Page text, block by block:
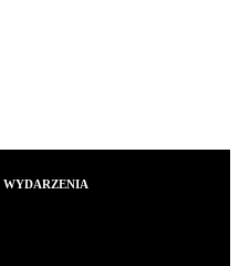
WYDARZENIA